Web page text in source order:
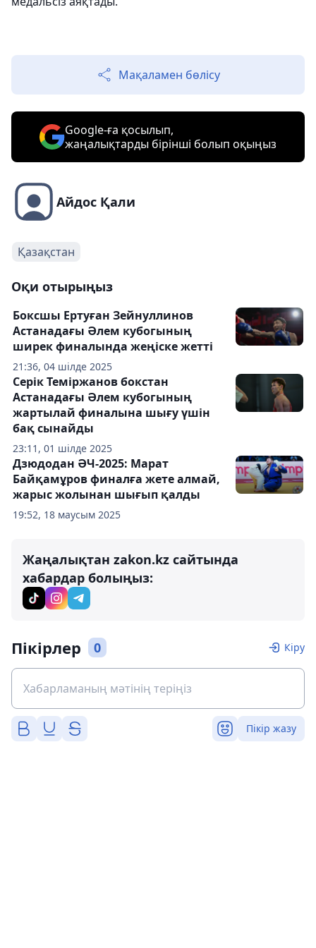
Мақаламен бөлісу
Google-ға қосылып,
жаңалықтарды бірінші болып оқыңыз
Айдос Қали
Қазақстан
Оқи отырыңыз
21:36, 04 шілде 2025
Боксшы Ертуған Зейнуллинов
Астанадағы Әлем кубогының
ширек финалында жеңіске жетті
23:11, 01 шілде 2025
Серік Теміржанов бокстан
Астанадағы Әлем кубогының
жартылай финалына шығу үшін
бақ сынайды
19:52, 18 маусым 2025
Дзюдодан ӘЧ-2025: Марат
Байқамұров финалға жете алмай,
жарыс жолынан шығып қалды
Жаңалықтан zakon.kz сайтында
хабардар болыңыз:
Пікірлер 0 Кіру
Пікір жазу